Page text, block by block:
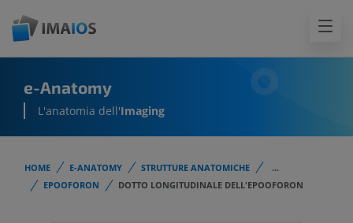
e-Anatomy
L'anatomia dell'Imaging
HOME E-ANATOMY STRUTTURE ANATOMICHE
...
EPOOFORON
DOTTO LONGITUDINALE DELL'EPOOFORON